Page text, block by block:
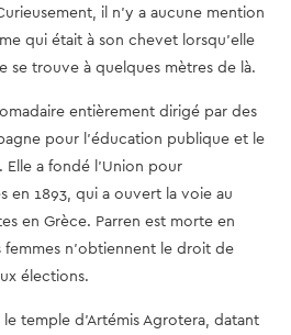
il n'y a aucune mention
qui était à son chevet lorsqu'elle
trouve à quelques mètres de là.
entièrement dirigé par des
pour l'éducation publique et le
a fondé l'Union pour
en 1893, qui a ouvert la voie au
en Grèce. Parren est morte en
femmes n'obtiennent le droit de
élections.
le temple d'Artémis Agrotera, datant